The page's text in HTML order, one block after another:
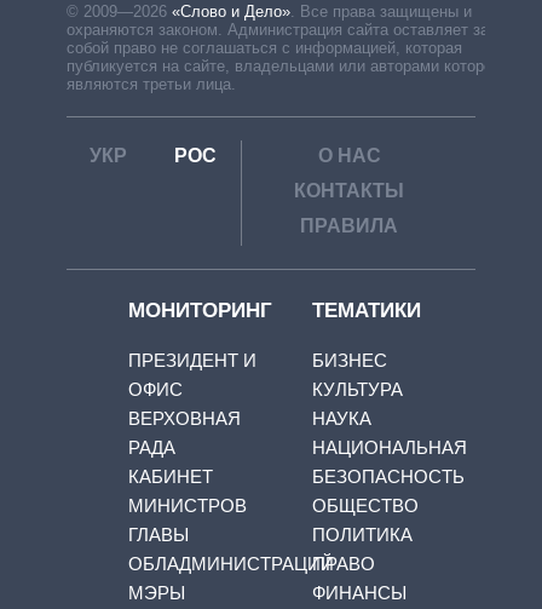
© 2009—2026 «Слово и Дело»
Все права защищены и
охраняются законом. Администрация сайта оставляет за
собой право не соглашаться с информацией, которая
публикуется на сайте, владельцами или авторами которой
являются третьи лица.
УКР РОС
О НАС
КОНТАКТЫ
ПРАВИЛА
МОНИТОРИНГ
ПРЕЗИДЕНТ И
ОФИС
ВЕРХОВНАЯ
РАДА
КАБИНЕТ
МИНИСТРОВ
ГЛАВЫ
ОБЛАДМИНИСТРАЦИЙ
МЭРЫ
ТЕМАТИКИ
БИЗНЕС
КУЛЬТУРА
НАУКА
НАЦИОНАЛЬНАЯ
БЕЗОПАСНОСТЬ
ОБЩЕСТВО
ПОЛИТИКА
ПРАВО
ФИНАНСЫ